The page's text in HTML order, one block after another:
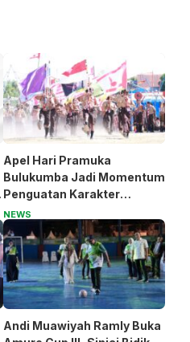
Apel Hari Pramuka
Bulukumba Jadi Momentum
Penguatan Karakter
Generasi Muda
NEWS
Andi Muawiyah Ramly Buka